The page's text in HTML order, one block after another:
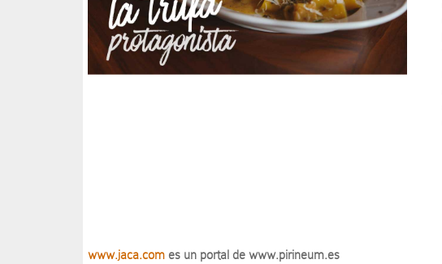
www.jaca.com es un portal de www.pirineum.es